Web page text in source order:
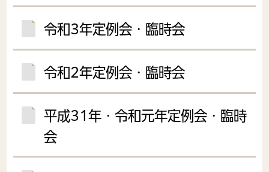
令和3年定例会・臨時会
令和2年定例会・臨時会
平成31年・令和元年定例会・臨時
会